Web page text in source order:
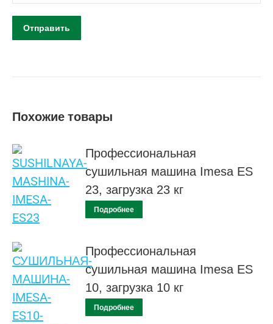
Похожие товары
Профессиональная
сушильная машина Imesa ES
23, загрузка 23 кг
Подробнее
Профессиональная
сушильная машина Imesa ES
10, загрузка 10 кг
Подробнее